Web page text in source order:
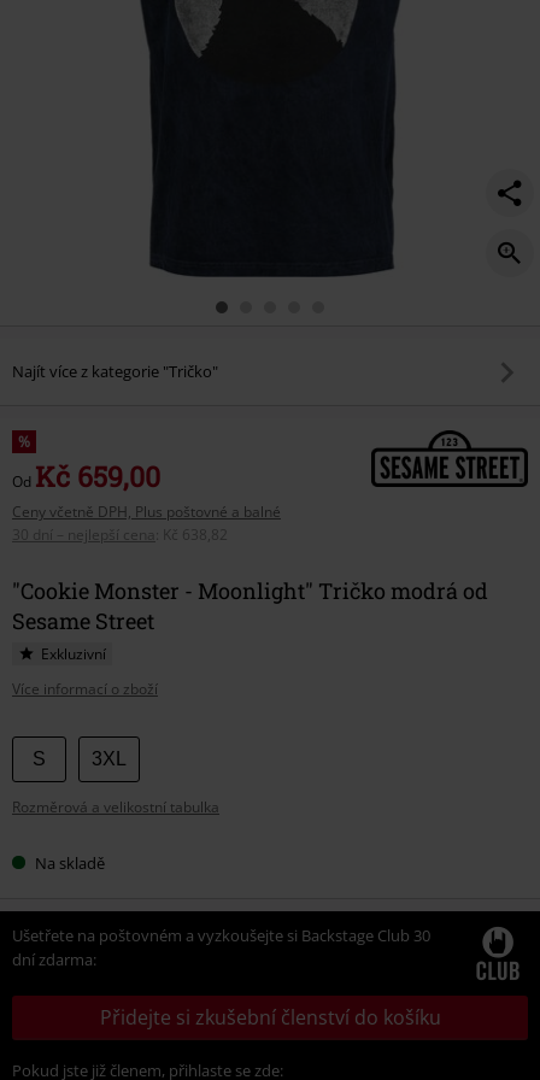
Najít více z kategorie "Tričko"
%
Od Kč 659,00
Ceny včetně DPH, Plus poštovné a balné
30 dní – nejlepší cena
Kč 638,82
"Cookie Monster - Moonlight" Tričko modrá od
Sesame Street
Exkluzivní
Více informací o zboží
Vyberte
si
velikost
S 3XL
Rozměrová a velikostní tabulka
Na skladě
Ušetřete na poštovném a vyzkoušejte si Backstage Club 30
dní zdarma:
Přidejte si zkušební členství do košíku
Pokud jste již členem, přihlaste se zde: